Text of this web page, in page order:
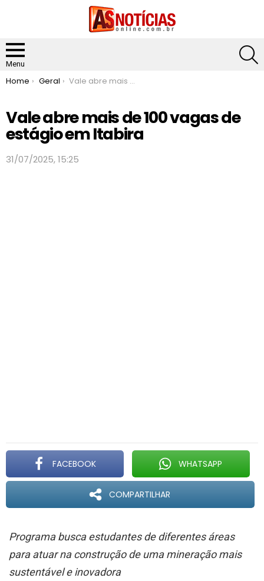
Menu
You are here:
Home Geral Vale abre mais de 100 vagas de estágio em Itabira
Vale abre mais de 100 vagas de
estágio em Itabira
31/07/2025, 15:25
FACEBOOK WHATSAPP
COMPARTILHAR
Programa busca estudantes de diferentes áreas
para atuar na construção de uma mineração mais
sustentável e inovadora